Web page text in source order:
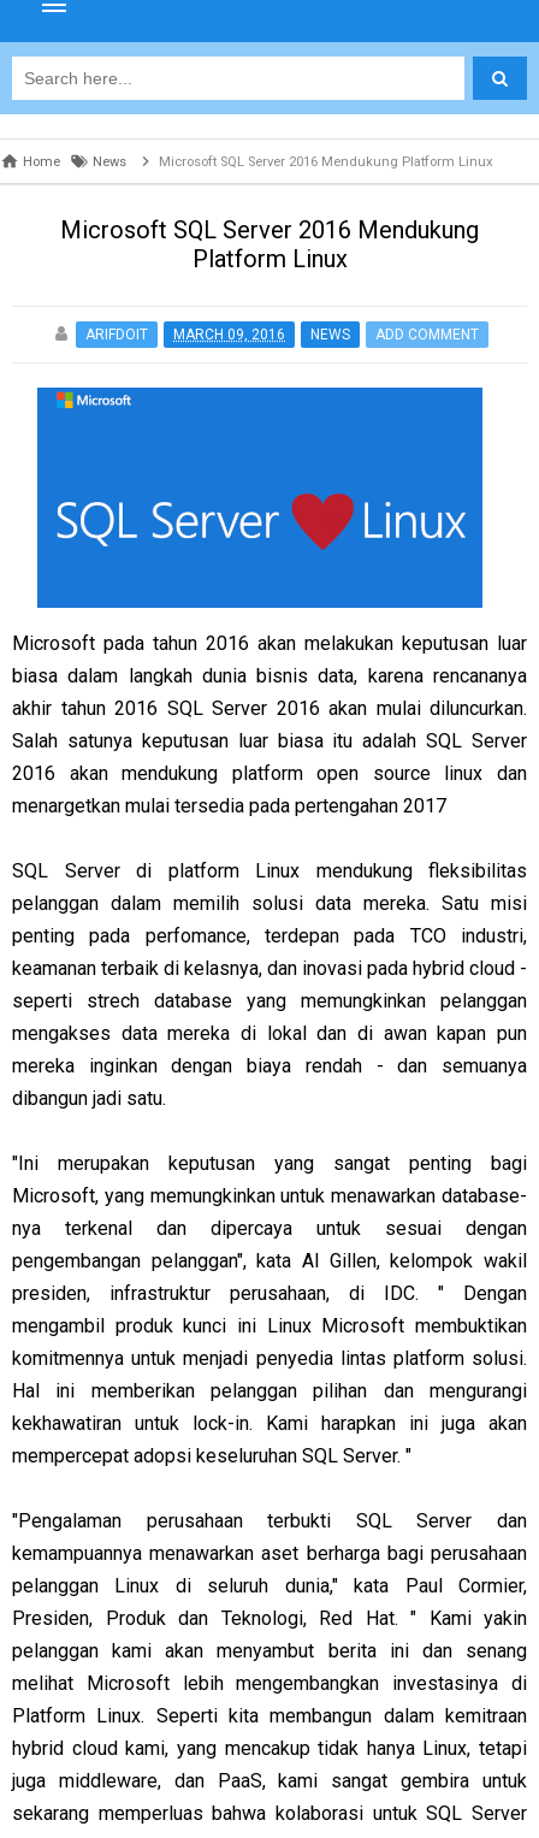
Home News Microsoft SQL Server 2016 Mendukung Platform Linux
Microsoft SQL Server 2016 Mendukung
Platform Linux
ARIFDOIT MARCH 09, 2016 NEWS ADD COMMENT
Microsoft pada tahun 2016 akan melakukan keputusan luar
biasa dalam langkah dunia bisnis data, karena rencananya
akhir tahun 2016 SQL Server 2016 akan mulai diluncurkan.
Salah satunya keputusan luar biasa itu adalah SQL Server
2016 akan mendukung platform open source linux dan
menargetkan mulai tersedia pada pertengahan 2017
SQL Server di platform Linux mendukung fleksibilitas
pelanggan dalam memilih solusi data mereka. Satu misi
penting pada perfomance, terdepan pada TCO industri,
keamanan terbaik di kelasnya, dan inovasi pada hybrid cloud -
seperti strech database yang memungkinkan pelanggan
mengakses data mereka di lokal dan di awan kapan pun
mereka inginkan dengan biaya rendah - dan semuanya
dibangun jadi satu.
"Ini merupakan keputusan yang sangat penting bagi
Microsoft, yang memungkinkan untuk menawarkan database-
nya terkenal dan dipercaya untuk sesuai dengan
pengembangan pelanggan", kata Al Gillen, kelompok wakil
presiden, infrastruktur perusahaan, di IDC. " Dengan
mengambil produk kunci ini Linux Microsoft membuktikan
komitmennya untuk menjadi penyedia lintas platform solusi.
Hal ini memberikan pelanggan pilihan dan mengurangi
kekhawatiran untuk lock-in. Kami harapkan ini juga akan
mempercepat adopsi keseluruhan SQL Server. "
"Pengalaman perusahaan terbukti SQL Server dan
kemampuannya menawarkan aset berharga bagi perusahaan
pelanggan Linux di seluruh dunia," kata Paul Cormier,
Presiden, Produk dan Teknologi, Red Hat. " Kami yakin
pelanggan kami akan menyambut berita ini dan senang
melihat Microsoft lebih mengembangkan investasinya di
Platform Linux. Seperti kita membangun dalam kemitraan
hybrid cloud kami, yang mencakup tidak hanya Linux, tetapi
juga middleware, dan PaaS, kami sangat gembira untuk
sekarang memperluas bahwa kolaborasi untuk SQL Server